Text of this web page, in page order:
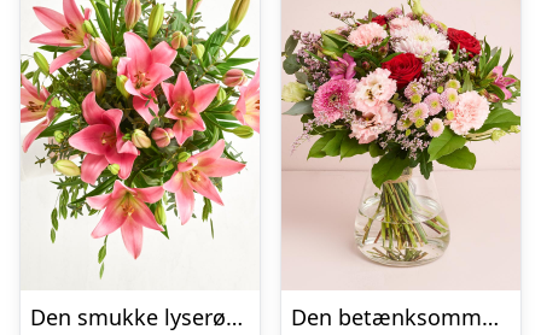
Den smukke lyserøde liljebuket
Den betænksomme – Premium